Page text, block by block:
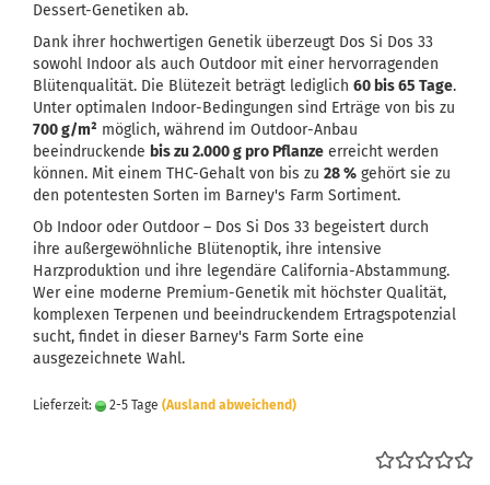
Dessert-Genetiken ab.
Dank ihrer hochwertigen Genetik überzeugt Dos Si Dos 33
sowohl Indoor als auch Outdoor mit einer hervorragenden
Blütenqualität. Die Blütezeit beträgt lediglich 60 bis 65 Tage.
Unter optimalen Indoor-Bedingungen sind Erträge von bis zu
700 g/m² möglich, während im Outdoor-Anbau
beeindruckende bis zu 2.000 g pro Pflanze erreicht werden
können. Mit einem THC-Gehalt von bis zu 28 % gehört sie zu
den potentesten Sorten im Barney's Farm Sortiment.
Ob Indoor oder Outdoor – Dos Si Dos 33 begeistert durch
ihre außergewöhnliche Blütenoptik, ihre intensive
Harzproduktion und ihre legendäre California-Abstammung.
Wer eine moderne Premium-Genetik mit höchster Qualität,
komplexen Terpenen und beeindruckendem Ertragspotenzial
sucht, findet in dieser Barney's Farm Sorte eine
ausgezeichnete Wahl.
Lieferzeit: 2-5 Tage (Ausland abweichend)